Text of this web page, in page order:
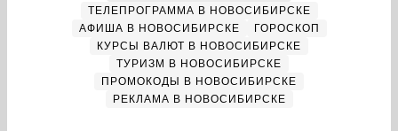
ТЕЛЕПРОГРАММА В НОВОСИБИРСКЕ
АФИША В НОВОСИБИРСКЕ
ГОРОСКОП
КУРСЫ ВАЛЮТ В НОВОСИБИРСКЕ
ТУРИЗМ В НОВОСИБИРСКЕ
ПРОМОКОДЫ В НОВОСИБИРСКЕ
РЕКЛАМА В НОВОСИБИРСКЕ